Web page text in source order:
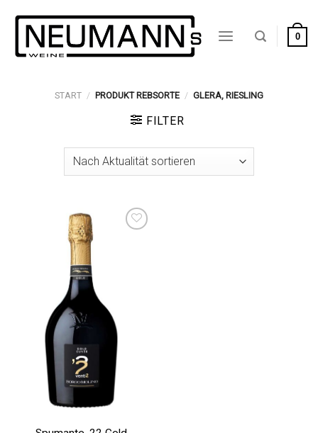
Inhalt
springen
0
START / PRODUKT REBSORTE / GLERA, RIESLING
FILTER